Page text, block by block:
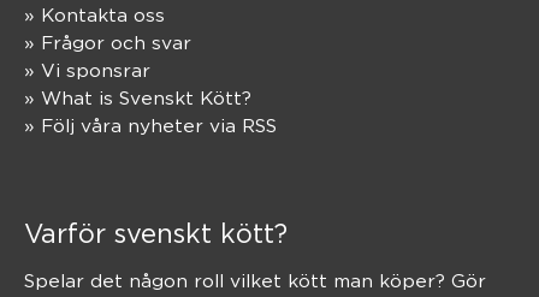
» Kontakta oss
» Frågor och svar
» Vi sponsrar
» What is Svenskt Kött?
» Följ våra nyheter via RSS
Varför svenskt kött?
Spelar det någon roll vilket kött man köper? Gör